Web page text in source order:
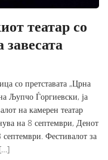
театар со
со претставата „Црна
Љупчо Ѓоргиевски, ја
на камерен театар
на 8 септември, Денот
септември. Фестивалот за